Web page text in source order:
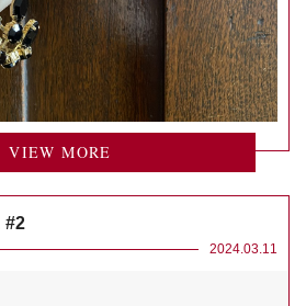
VIEW MORE
#2
2024.03.11